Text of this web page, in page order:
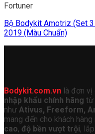
Fortuner
Bộ Bodykit Amotriz (Set
2019 (Màu Chuẩn)
Bodykit.com.vn là đơn vị
nhập khẩu chính hãng từ
như Ativus, Freeform,
mang đến cho khách
cao, độ bền vượt trội,